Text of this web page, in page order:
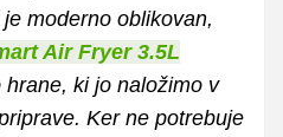
moderno oblikovan,
Air Fryer 3.5L
ki jo naložimo v
Ker ne potrebuje